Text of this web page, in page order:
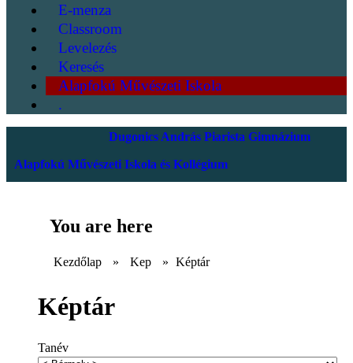
E-menza
Classroom
Levelezés
Keresés
Alapfokú Művészeti Iskola
.
Dugonics András Piarista Gimnázium
Alapfokú Művészeti Iskola és Kollégium
You are here
Kezdőlap » Kep » Képtár
Képtár
Tanév